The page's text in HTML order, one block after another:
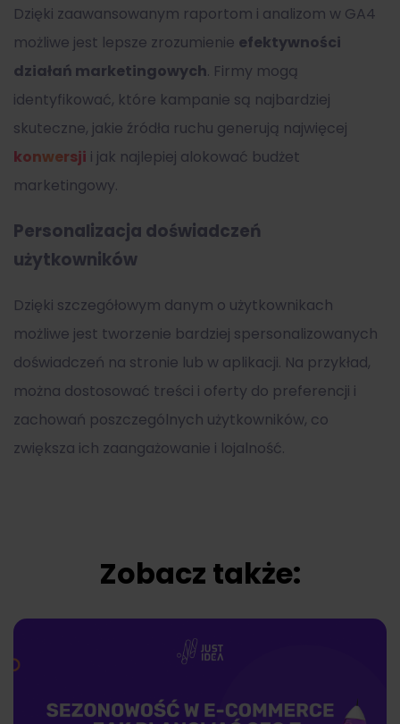
Dzięki zaawansowanym raportom i analizom w GA4
możliwe jest lepsze zrozumienie efektywności
działań marketingowych. Firmy mogą
identyfikować, które kampanie są najbardziej
skuteczne, jakie źródła ruchu generują najwięcej
konwersji i jak najlepiej alokować budżet
marketingowy.
Personalizacja doświadczeń
użytkowników
Dzięki szczegółowym danym o użytkownikach
możliwe jest tworzenie bardziej spersonalizowanych
doświadczeń na stronie lub w aplikacji. Na przykład,
można dostosować treści i oferty do preferencji i
zachowań poszczególnych użytkowników, co
zwiększa ich zaangażowanie i lojalność.
Zobacz także: